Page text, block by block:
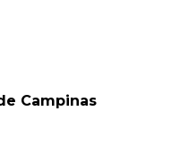
Campinas